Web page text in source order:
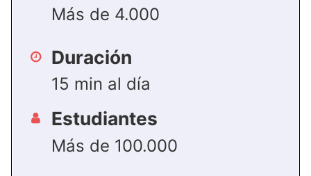
Más de 4.000
Duración
15 min al día
Estudiantes
Más de 100.000